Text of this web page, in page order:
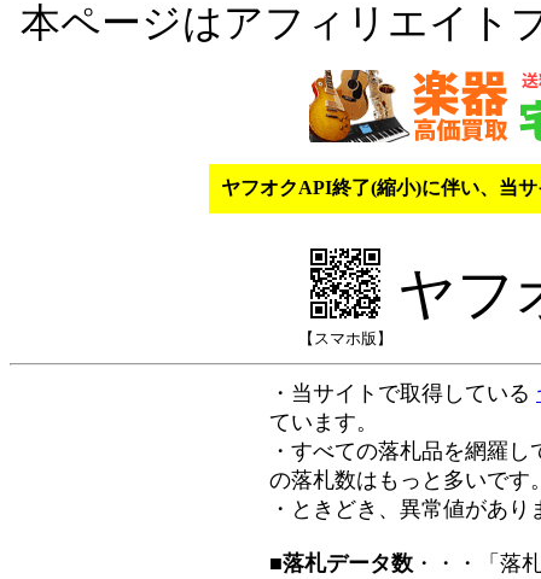
本ページはアフィリエイト
ヤフオクAPI終了(縮小)に伴い、当
【スマホ版】
ヤフ
・当サイトで取得している
ています。
・すべての落札品を網羅
の落札数はもっと多いです
・ときどき、異常値があ
■落札データ数 ・・・「落